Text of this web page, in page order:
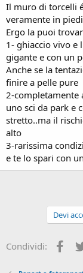
Il muro di torcelli
veramente in
Ergo la puoi
1- ghiaccio vivo e
gigante e con un
Anche se la
finire a pelle pure
2-completamente
uno sci da park e
stretto..ma il
alto
3-rarissima
e te lo spari con
Devi
Condividi: